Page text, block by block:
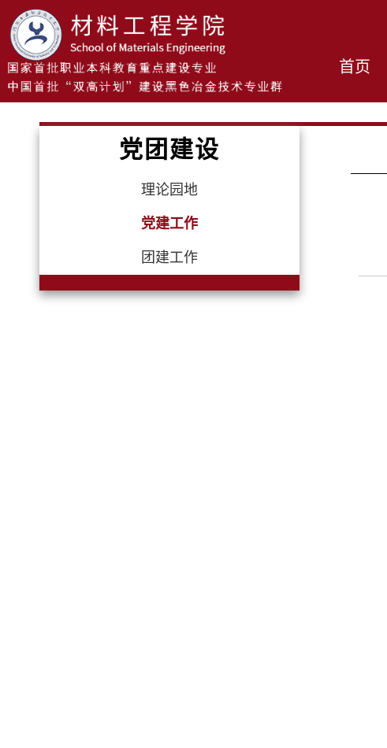
首页
党团建设
理论园地
党建工作
团建工作